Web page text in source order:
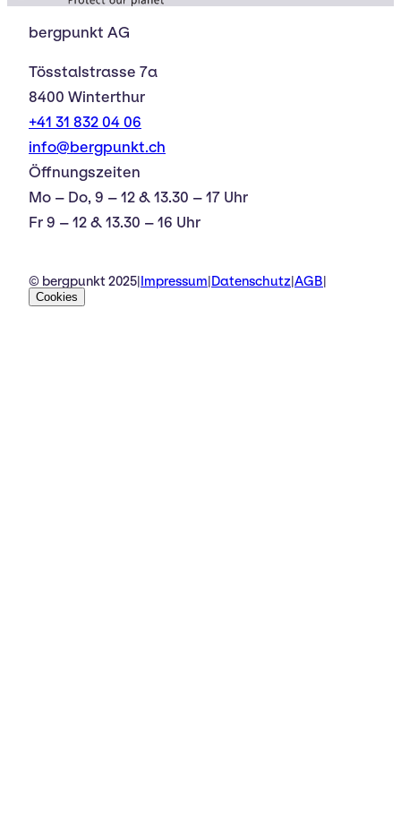
bergpunkt AG
Tösstalstrasse 7a
8400 Winterthur
+41 31 832 04 06
info@bergpunkt.ch
Öffnungszeiten
Mo – Do, 9 – 12 & 13.30 – 17 Uhr
Fr 9 – 12 & 13.30 – 16 Uhr
© bergpunkt 2025 Impressum Datenschutz AGB
Cookies